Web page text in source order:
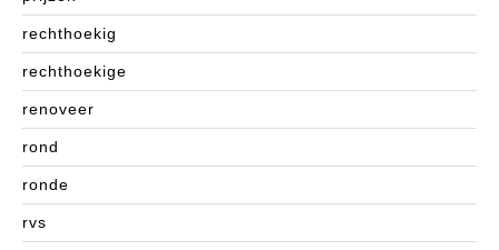
rechthoekig
rechthoekige
renoveer
rond
ronde
rvs